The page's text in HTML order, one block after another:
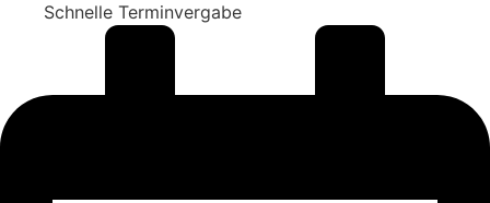
Schnelle Terminvergabe